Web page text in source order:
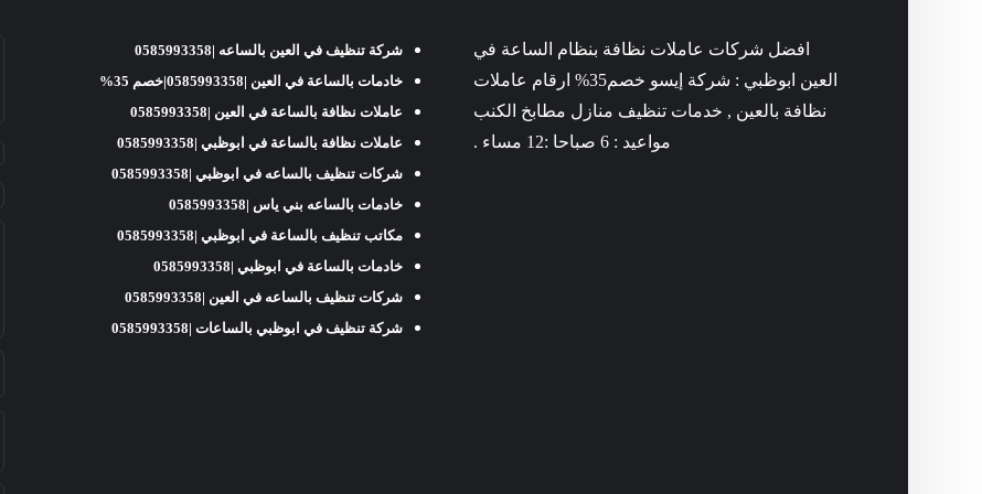
افضل شركات عاملات نظافة بنظام الساعة في
العين ابوظبي : شركة إيسو خصم35% ارقام عاملات
نظافة بالعين , خدمات تنظيف منازل مطابخ الكنب
مواعيد : 6 صباحا :12 مساء .
شركة تنظيف في العين بالساعه |0585993358
خادمات بالساعة في العين |0585993358|خصم 35%
عاملات نظافة بالساعة في العين |0585993358
عاملات نظافة بالساعة في ابوظبي |0585993358
شركات تنظيف بالساعه في ابوظبي |0585993358
خادمات بالساعه بني ياس |0585993358
مكاتب تنظيف بالساعة في ابوظبي |0585993358
خادمات بالساعة في ابوظبي |0585993358
شركات تنظيف بالساعه في العين |0585993358
شركة تنظيف في ابوظبي بالساعات |0585993358